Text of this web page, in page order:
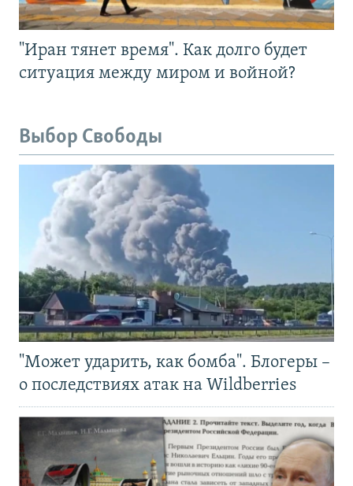
"Иран тянет время". Как долго будет
ситуация между миром и войной?
Выбор Свободы
"Может ударить, как бомба". Блогеры –
о последствиях атак на Wildberries